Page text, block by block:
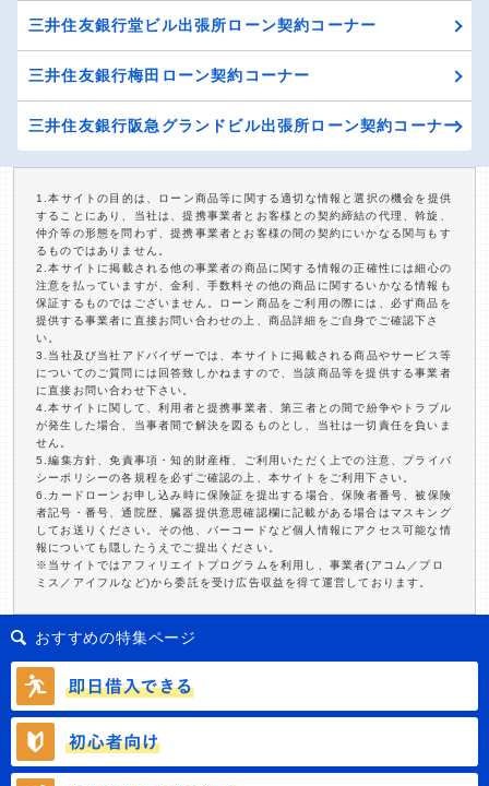
三井住友銀行堂ビル出張所ローン契約コーナー
三井住友銀行梅田ローン契約コーナー
三井住友銀行阪急グランドビル出張所ローン契約コーナー
1.本サイトの目的は、ローン商品等に関する適切な情報と選択の機会を提供
することにあり、当社は、提携事業者とお客様との契約締結の代理、斡旋、
仲介等の形態を問わず、提携事業者とお客様の間の契約にいかなる関与もす
るものではありません。
2.本サイトに掲載される他の事業者の商品に関する情報の正確性には細心の
注意を払っていますが、金利、手数料その他の商品に関するいかなる情報も
保証するものではございません。ローン商品をご利用の際には、必ず商品を
提供する事業者に直接お問い合わせの上、商品詳細をご自身でご確認下さ
い。
3.当社及び当社アドバイザーでは、本サイトに掲載される商品やサービス等
についてのご質問には回答致しかねますので、当該商品等を提供する事業者
に直接お問い合わせ下さい。
4.本サイトに関して、利用者と提携事業者、第三者との間で紛争やトラブル
が発生した場合、当事者間で解決を図るものとし、当社は一切責任を負いま
せん。
5.編集方針、免責事項・知的財産権、ご利用いただく上での注意、プライバ
シーポリシーの各規程を必ずご確認の上、本サイトをご利用下さい。
6.カードローンお申し込み時に保険証を提出する場合、保険者番号、被保険
者記号・番号、通院歴、臓器提供意思確認欄に記載がある場合はマスキング
してお送りください。その他、バーコードなど個人情報にアクセス可能な情
報についても隠したうえでご提出ください。
※当サイトではアフィリエイトプログラムを利用し、事業者(アコム／プロ
ミス／アイフルなど)から委託を受け広告収益を得て運営しております。
おすすめの特集ページ